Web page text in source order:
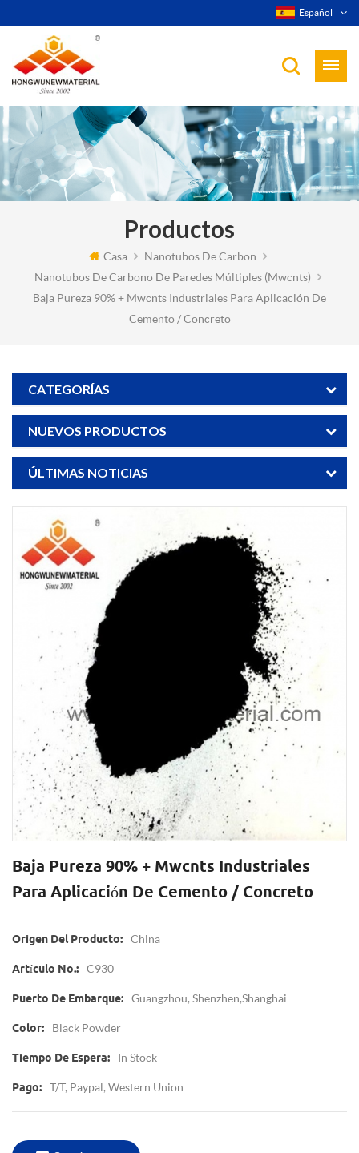
Español
Productos
Casa
Nanotubos De Carbon
Nanotubos De Carbono De Paredes Múltiples (mwcnts)
Baja Pureza 90% + Mwcnts Industriales Para Aplicación De
Cemento / Concreto
CATEGORÍAS
NUEVOS PRODUCTOS
ÚLTIMAS NOTICIAS
Baja Pureza 90% + Mwcnts Industriales
Para Aplicación De Cemento / Concreto
Origen Del Producto: China
Artículo No.: C930
Puerto De Embarque: Guangzhou, Shenzhen,Shanghai
Color: Black Powder
Tiempo De Espera: In Stock
Pago: T/T, Paypal, Western Union